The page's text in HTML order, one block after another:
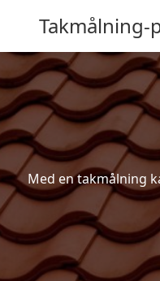
Takmålning-
Med en takmålning